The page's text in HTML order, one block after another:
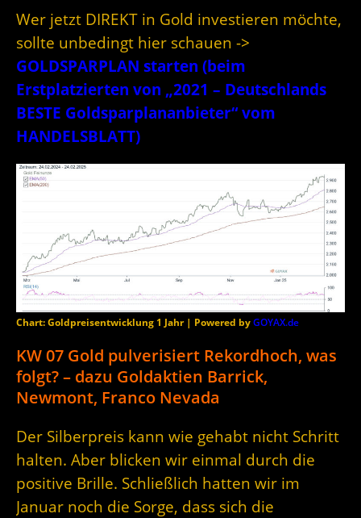
Wer jetzt DIREKT in Gold investieren möchte,
sollte unbedingt hier schauen ->
GOLDSPARPLAN starten (beim
Erstplatzierten von „2021 – Deutschlands
BESTE Goldsparplananbieter“ vom
HANDELSBLATT)
Chart: Goldpreisentwicklung 1 Jahr | Powered byGOYAX.de
KW 07 Gold pulverisiert Rekordhoch, was
folgt? – dazu Goldaktien Barrick,
Newmont, Franco Nevada
Der Silberpreis kann wie gehabt nicht Schritt
halten. Aber blicken wir einmal durch die
positive Brille. Schließlich hatten wir im
Januar noch die Sorge, dass sich die